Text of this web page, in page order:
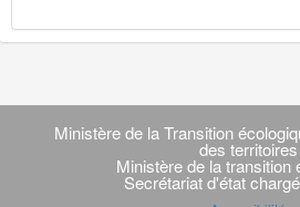
Navigation
transverse
Ministère de la Transition
des territoires
Ministère de la transition
Secrétariat d'état